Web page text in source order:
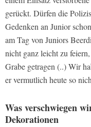
gerückt. Dürfen die
Gedenken an Junior
am Tag von Juniors
nicht ganz leicht zu
Grabe getragen (..) Wir
er vermutlich heute so
Was verschwiegen
Dekorationen